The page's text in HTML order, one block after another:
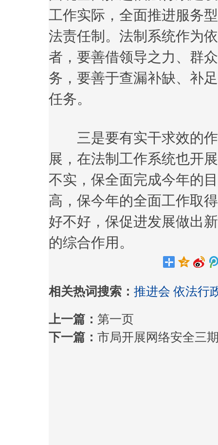
工作实际，全面推进服务
法责任制。法制系统作为
者，要善借领导之力、群
务，要善于查漏补缺、补
任务。
三是要有实干求效的作
展，在法制工作系统也开
不实，保全面完成今年的
高，保今年的全面工作取
好不好，保促进发展做出
的综合作用。
相关热词搜索： 推进会 依法行
上一篇： 第一页
下一篇： 市局开展网络安全三